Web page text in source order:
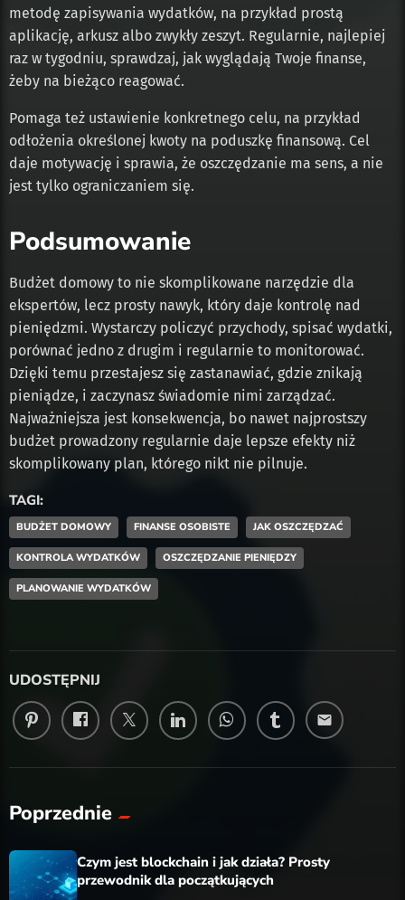
metodę zapisywania wydatków, na przykład prostą
aplikację, arkusz albo zwykły zeszyt. Regularnie, najlepiej
raz w tygodniu, sprawdzaj, jak wyglądają Twoje finanse,
żeby na bieżąco reagować.
Pomaga też ustawienie konkretnego celu, na przykład
odłożenia określonej kwoty na poduszkę finansową. Cel
daje motywację i sprawia, że oszczędzanie ma sens, a nie
jest tylko ograniczaniem się.
Podsumowanie
Budżet domowy to nie skomplikowane narzędzie dla
ekspertów, lecz prosty nawyk, który daje kontrolę nad
pieniędzmi. Wystarczy policzyć przychody, spisać wydatki,
porównać jedno z drugim i regularnie to monitorować.
Dzięki temu przestajesz się zastanawiać, gdzie znikają
pieniądze, i zaczynasz świadomie nimi zarządzać.
Najważniejsza jest konsekwencja, bo nawet najprostszy
budżet prowadzony regularnie daje lepsze efekty niż
skomplikowany plan, którego nikt nie pilnuje.
TAGI:
BUDŻET DOMOWY FINANSE OSOBISTE JAK OSZCZĘDZAĆ
KONTROLA WYDATKÓW OSZCZĘDZANIE PIENIĘDZY
PLANOWANIE WYDATKÓW
UDOSTĘPNIJ
email
Poprzednie
Czym jest blockchain i jak działa? Prosty
przewodnik dla początkujących